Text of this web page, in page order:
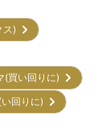
ス)
(買い回りに)
い回りに)